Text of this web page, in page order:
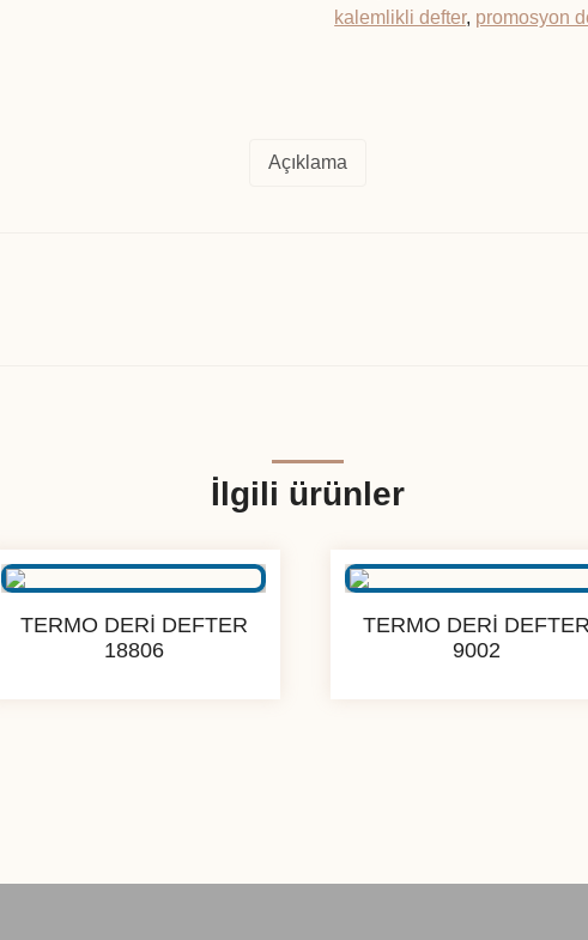
kalemlikli defter, promosyon
Açıklama
İlgili ürünler
TERMO DERİ DEFTER
18806
TERMO DERİ DEFTER
9002